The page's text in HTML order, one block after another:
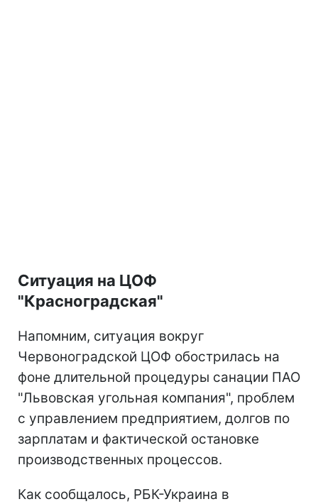
Ситуация на ЦОФ
"Красноградская"
Напомним, ситуация вокруг
Червоноградской ЦОФ обострилась на
фоне длительной процедуры санации ПАО
"Львовская угольная компания", проблем
с управлением предприятием, долгов по
зарплатам и фактической остановке
производственных процессов.
Как сообщалось, РБК-Украина в